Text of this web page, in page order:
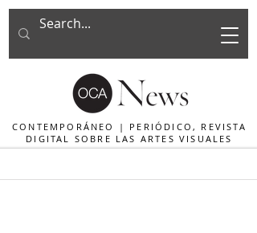
CONTEMPORÁNEO | PERIÓDICO, REVISTA
DIGITAL SOBRE LAS ARTES VISUALES